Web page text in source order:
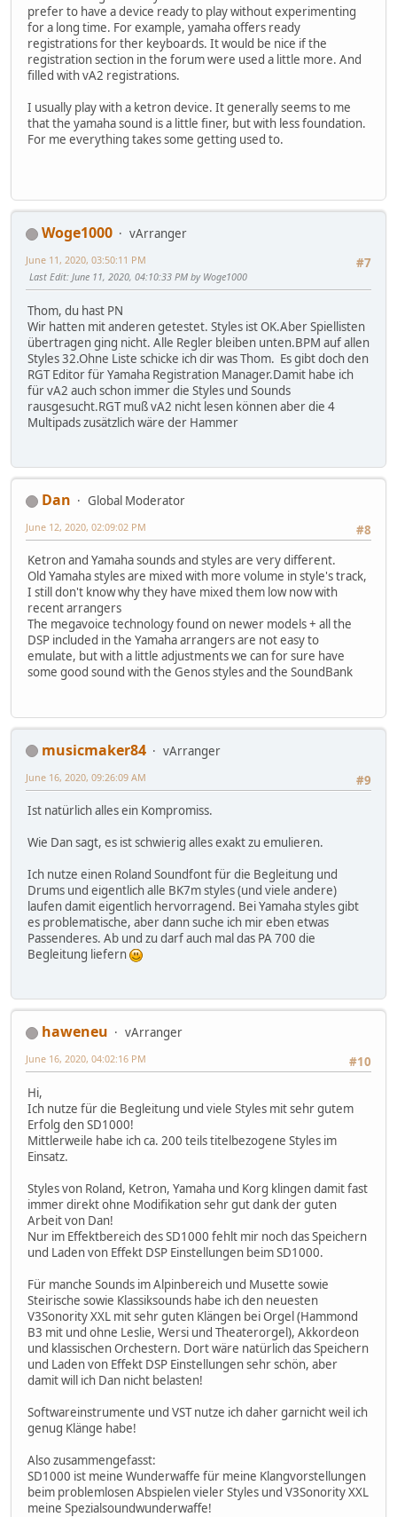
prefer to have a device ready to play without experimenting
for a long time. For example, yamaha offers ready
registrations for ther keyboards. It would be nice if the
registration section in the forum were used a little more. And
filled with vA2 registrations.
I usually play with a ketron device. It generally seems to me
that the yamaha sound is a little finer, but with less foundation.
For me everything takes some getting used to.
Woge1000
vArranger
#7
June 11, 2020, 03:50:11 PM
Last Edit: June 11, 2020, 04:10:33 PM by Woge1000
Thom, du hast PN
Wir hatten mit anderen getestet. Styles ist OK.Aber Spiellisten
übertragen ging nicht. Alle Regler bleiben unten.BPM auf allen
Styles 32.Ohne Liste schicke ich dir was Thom. Es gibt doch den
RGT Editor für Yamaha Registration Manager.Damit habe ich
für vA2 auch schon immer die Styles und Sounds
rausgesucht.RGT muß vA2 nicht lesen können aber die 4
Multipads zusätzlich wäre der Hammer
Dan
Global Moderator
#8
June 12, 2020, 02:09:02 PM
Ketron and Yamaha sounds and styles are very different.
Old Yamaha styles are mixed with more volume in style's track,
I still don't know why they have mixed them low now with
recent arrangers
The megavoice technology found on newer models + all the
DSP included in the Yamaha arrangers are not easy to
emulate, but with a little adjustments we can for sure have
some good sound with the Genos styles and the SoundBank
musicmaker84
vArranger
#9
June 16, 2020, 09:26:09 AM
Ist natürlich alles ein Kompromiss.
Wie Dan sagt, es ist schwierig alles exakt zu emulieren.
Ich nutze einen Roland Soundfont für die Begleitung und
Drums und eigentlich alle BK7m styles (und viele andere)
laufen damit eigentlich hervorragend. Bei Yamaha styles gibt
es problematische, aber dann suche ich mir eben etwas
Passenderes. Ab und zu darf auch mal das PA 700 die
Begleitung liefern
haweneu
vArranger
#10
June 16, 2020, 04:02:16 PM
Hi,
Ich nutze für die Begleitung und viele Styles mit sehr gutem
Erfolg den SD1000!
Mittlerweile habe ich ca. 200 teils titelbezogene Styles im
Einsatz.
Styles von Roland, Ketron, Yamaha und Korg klingen damit fast
immer direkt ohne Modifikation sehr gut dank der guten
Arbeit von Dan!
Nur im Effektbereich des SD1000 fehlt mir noch das Speichern
und Laden von Effekt DSP Einstellungen beim SD1000.
Für manche Sounds im Alpinbereich und Musette sowie
Steirische sowie Klassiksounds habe ich den neuesten
V3Sonority XXL mit sehr guten Klängen bei Orgel (Hammond
B3 mit und ohne Leslie, Wersi und Theaterorgel), Akkordeon
und klassischen Orchestern. Dort wäre natürlich das Speichern
und Laden von Effekt DSP Einstellungen sehr schön, aber
damit will ich Dan nicht belasten!
Softwareinstrumente und VST nutze ich daher garnicht weil ich
genug Klänge habe!
Also zusammengefasst:
SD1000 ist meine Wunderwaffe für meine Klangvorstellungen
beim problemlosen Abspielen vieler Styles und V3Sonority XXL
meine Spezialsoundwunderwaffe!